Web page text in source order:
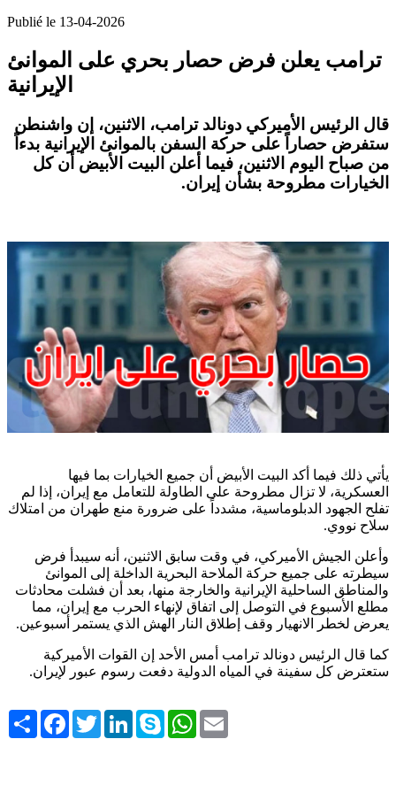
Publié le 13-04-2026
ترامب يعلن فرض حصار بحري على الموانئ
الإيرانية
قال الرئيس الأميركي دونالد ترامب، الاثنين، إن واشنطن
ستفرض حصاراً على حركة السفن بالموانئ الإيرانية بدءاً
من صباح اليوم الاثنين، فيما أعلن البيت الأبيض أن كل
الخيارات مطروحة بشأن إيران.
يأتي ذلك فيما أكد البيت الأبيض أن جميع الخيارات بما فيها
العسكرية، لا تزال مطروحة على الطاولة للتعامل مع إيران، إذا لم
تفلح الجهود الدبلوماسية، مشدداً على ضرورة منع طهران من امتلاك
سلاح نووي.
وأعلن الجيش الأميركي، في وقت سابق الاثنين، أنه سيبدأ فرض
سيطرته على جميع حركة الملاحة البحرية الداخلة إلى الموانئ
والمناطق الساحلية الإيرانية والخارجة منها، بعد أن فشلت محادثات
مطلع الأسبوع في التوصل إلى اتفاق لإنهاء الحرب مع إيران، مما
يعرض لخطر الانهيار وقف إطلاق النار الهش الذي يستمر أسبوعين.
كما قال الرئيس دونالد ترامب أمس الأحد إن القوات الأميركية
ستعترض كل سفينة في المياه الدولية دفعت رسوم عبور لإيران.
Share FacebookTwitterLinkedInSkype WhatsApp